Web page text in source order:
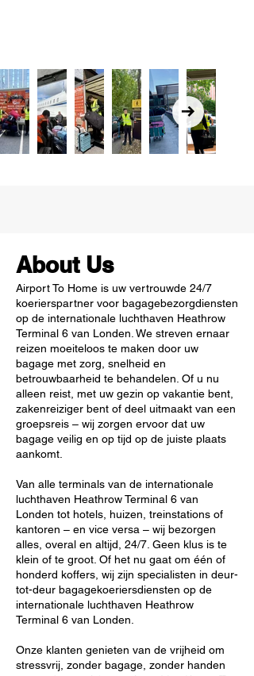
About Us
Airport To Home is uw vertrouwde 24/7
koerierspartner voor bagagebezorgdiensten
op de internationale luchthaven Heathrow
Terminal 6 van Londen. We streven ernaar
reizen moeiteloos te maken door uw
bagage met zorg, snelheid en
betrouwbaarheid te behandelen. Of u nu
alleen reist, met uw gezin op vakantie bent,
zakenreiziger bent of deel uitmaakt van een
groepsreis – wij zorgen ervoor dat uw
bagage veilig en op tijd op de juiste plaats
aankomt.
Van alle terminals van de internationale
luchthaven Heathrow Terminal 6 van
Londen tot hotels, huizen, treinstations of
kantoren – en vice versa – wij bezorgen
alles, overal en altijd, 24/7. Geen klus is te
klein of te groot. Of het nu gaat om één of
honderd koffers, wij zijn specialisten in deur-
tot-deur bagagekoeriersdiensten op de
internationale luchthaven Heathrow
Terminal 6 van Londen.
Onze klanten genieten van de vrijheid om
stressvrij, zonder bagage, zonder handen